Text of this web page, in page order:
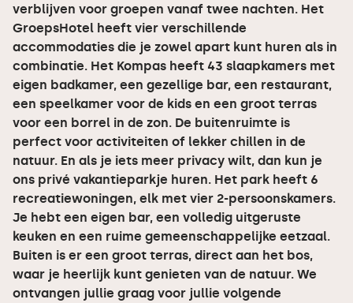
verblijven voor groepen vanaf twee nachten. Het
GroepsHotel heeft vier verschillende
accommodaties die je zowel apart kunt huren als in
combinatie. Het Kompas heeft 43 slaapkamers met
eigen badkamer, een gezellige bar, een restaurant,
een speelkamer voor de kids en een groot terras
voor een borrel in de zon. De buitenruimte is
perfect voor activiteiten of lekker chillen in de
natuur. En als je iets meer privacy wilt, dan kun je
ons privé vakantieparkje huren. Het park heeft 6
recreatiewoningen, elk met vier 2-persoonskamers.
Je hebt een eigen bar, een volledig uitgeruste
keuken en een ruime gemeenschappelijke eetzaal.
Buiten is er een groot terras, direct aan het bos,
waar je heerlijk kunt genieten van de natuur. We
ontvangen jullie graag voor jullie volgende